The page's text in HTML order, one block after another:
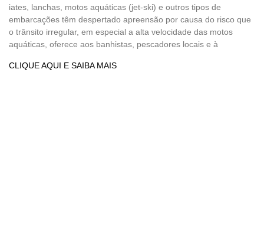
iates, lanchas, motos aquáticas (jet-ski) e outros tipos de
embarcações têm despertado apreensão por causa do risco que
o trânsito irregular, em especial a alta velocidade das motos
aquáticas, oferece aos banhistas, pescadores locais e à
CLIQUE AQUI E SAIBA MAIS